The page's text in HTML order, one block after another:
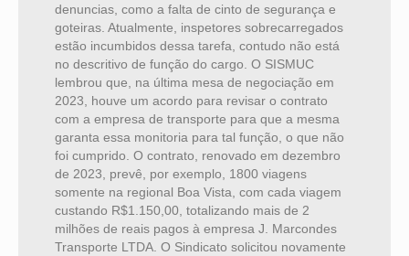
denuncias, como a falta de cinto de segurança e
goteiras. Atualmente, inspetores sobrecarregados
estão incumbidos dessa tarefa, contudo não está
no descritivo de função do cargo. O SISMUC
lembrou que, na última mesa de negociação em
2023, houve um acordo para revisar o contrato
com a empresa de transporte para que a mesma
garanta essa monitoria para tal função, o que não
foi cumprido. O contrato, renovado em dezembro
de 2023, prevê, por exemplo, 1800 viagens
somente na regional Boa Vista, com cada viagem
custando R$1.150,00, totalizando mais de 2
milhões de reais pagos à empresa J. Marcondes
Transporte LTDA. O Sindicato solicitou novamente